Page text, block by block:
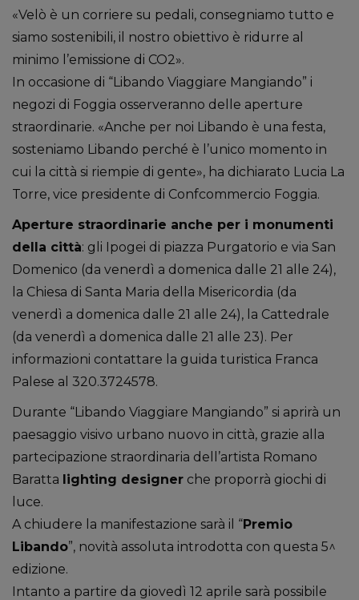
«Velò è un corriere su pedali, consegniamo tutto e
siamo sostenibili, il nostro obiettivo è ridurre al
minimo l’emissione di CO2».
In occasione di “Libando Viaggiare Mangiando” i
negozi di Foggia osserveranno delle aperture
straordinarie. «Anche per noi Libando è una festa,
sosteniamo Libando perché è l’unico momento in
cui la città si riempie di gente», ha dichiarato Lucia La
Torre, vice presidente di Confcommercio Foggia.
Aperture straordinarie anche per i monumenti
della città: gli Ipogei di piazza Purgatorio e via San
Domenico (da venerdì a domenica dalle 21 alle 24),
la Chiesa di Santa Maria della Misericordia (da
venerdì a domenica dalle 21 alle 24), la Cattedrale
(da venerdì a domenica dalle 21 alle 23). Per
informazioni contattare la guida turistica Franca
Palese al 320.3724578.
Durante “Libando Viaggiare Mangiando” si aprirà un
paesaggio visivo urbano nuovo in città, grazie alla
partecipazione straordinaria dell’artista Romano
Baratta lighting designer che proporrà giochi di
luce.
A chiudere la manifestazione sarà il “Premio
Libando”, novità assoluta introdotta con questa 5^
edizione.
Intanto a partire da giovedì 12 aprile sarà possibile